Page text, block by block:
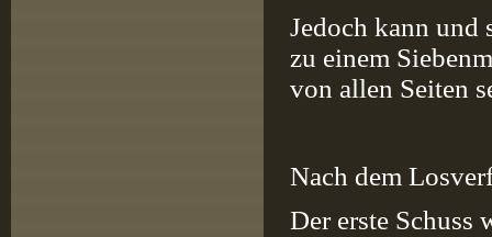
Jedoch kann und
zu einem
von allen Seiten
Nach dem
Der erste Schuss